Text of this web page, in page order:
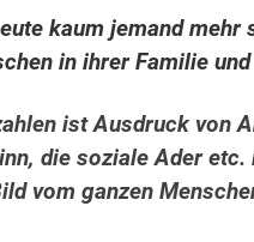
kaum jemand
in ihrer Familie
ist Ausdruck von
die soziale Ader
vom ganzen